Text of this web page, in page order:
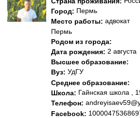
Город: Пермь
Место работы: адвокат
Пермь
Родом из города:
Дата рождения: 2 августа
Высшее образование:
Вуз: УдГУ
Среднее образование:
Школа: Гайнская школа ,
Телефон:
Facebook: